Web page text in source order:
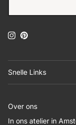
Instagram
Pinterest
Snelle Links
Over ons
In ons atelier in